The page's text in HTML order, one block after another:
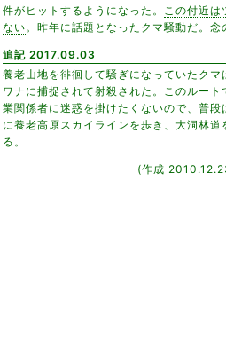
件がヒットするようになった。 この付近は
ない。昨年に話題となったクマ騒動だ。念
追記 2017.09.03
養老山地を徘徊して騒ぎになっていたクマ
ワナに捕捉されて射殺された。このルー
業関係者に迷惑を掛けたくないので、普段
に養老高原スカイラインを歩き、大洞林
る。
(作成